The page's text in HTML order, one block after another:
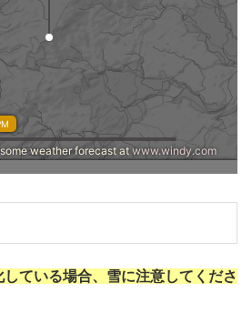
ている場合、雪に注意してくださ